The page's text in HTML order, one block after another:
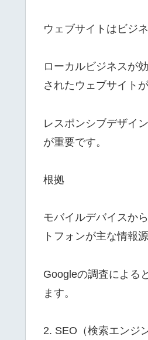
ウェブサイトはビジ
ローカルビジネスが
されたウェブサイト
レスポンシブデザイ
が重要です。
根拠
モバイルデバイスか
トフォンが主な情報
Googleの調査による
ます。
2. SEO（検索エンジ